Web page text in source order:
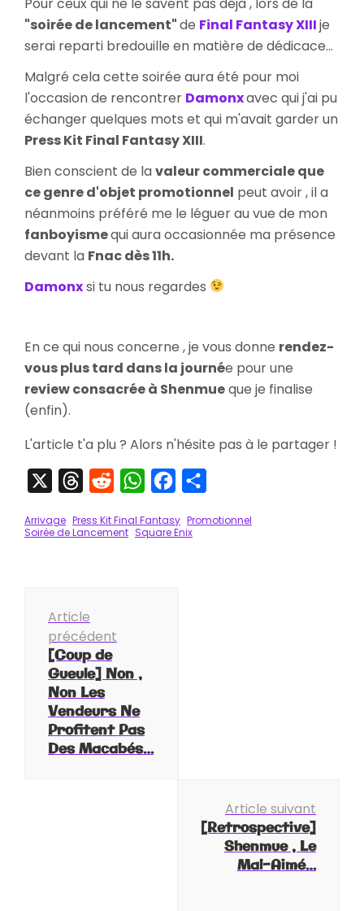
Fantasy
XIII
"soirée de lancement"de Final Fantasy XIIIje
serai reparti bredouille en matière de dédicace...
Malgré cela cette soirée aura été pour moi
l'occasion de rencontrer Damonxavec qui j'ai pu
échanger quelques mots et qui m'avait garder un
Press Kit Final Fantasy XIII.
Bien conscient de lavaleur commerciale que
ce genre d'objet promotionnel peut avoir , il a
néanmoins préféré me le léguer au vue de mon
fanboyismequi aura occasionnée ma présence
devant la Fnac dès 11h.
Damonxsi tu nous regardes
En ce qui nous concerne , je vous donne rendez-
vous plus tard dans la journée pour une
review consacrée à Shenmueque je finalise
(enfin).
L'article t'a plu ? Alors n'hésite pas à le partager !
ThreadsRedditWhatsAppFacebook
Arrivage Press Kit Final Fantasy Promotionnel
Soirée de Lancement Square Enix
d'article
Article
précédent
[Coup de
Gueule] Non ,
Non Les
Vendeurs Ne
Profitent Pas
Des Macabés…
Article suivant
[Retrospective]
Shenmue , Le
Mal-Aimé…